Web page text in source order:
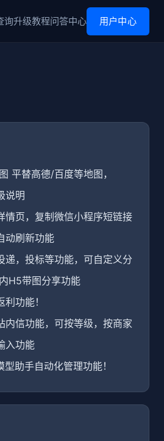
询升级教程问答中心 用户中心
平替高德/百度等地图，
说明
情页，复制微信小程序短链接
动刷新功能
递，投标等功能，可自定义分
H5带图分享功能
功能！
内信功能，可按等级，按商家
入功能
型助手自动化管理功能！